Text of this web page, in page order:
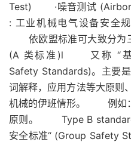
Test) ·噪音测试
: 工业机械电气设备安
依欧盟标准可大致分
(A 类标准)l 又称 “基
Safety Standards)。主要
词解释，应用方法等大原则
机械的伊班情形。 例如
原则。 Type B
安全标准“ (Group Safety